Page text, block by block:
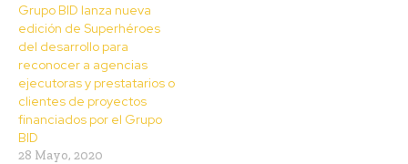
Grupo BID lanza nueva
edición de Superhéroes
del desarrollo para
reconocer a agencias
ejecutoras y prestatarios o
clientes de proyectos
financiados por el Grupo
BID
28 Mayo, 2020